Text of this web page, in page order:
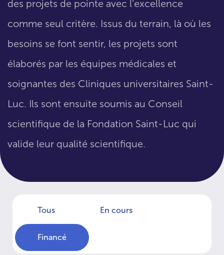
des projets de pointe avec l’excellence
comme seul critère. Issus du terrain, là où les
besoins se font sentir, les projets sont
élaborés par les équipes médicales et
soignantes des Cliniques universitaires Saint-
Luc. Ils sont ensuite soumis au Conseil
scientifique de la Fondation Saint-Luc qui
valide leur qualité scientifique.
Tous En cours
Financé